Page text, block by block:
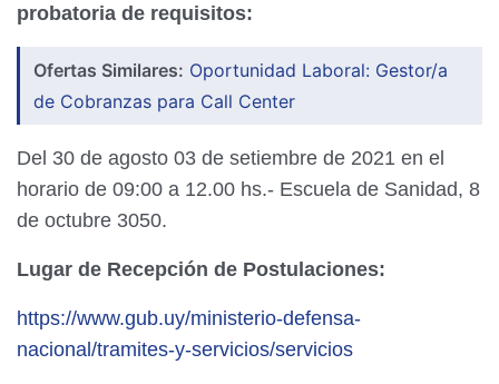
probatoria de requisitos:
Ofertas Similares: Oportunidad Laboral: Gestor/a
de Cobranzas para Call Center
Del 30 de agosto 03 de setiembre de 2021 en el
horario de 09:00 a 12.00 hs.- Escuela de Sanidad, 8
de octubre 3050.
Lugar de Recepción de Postulaciones:
https://www.gub.uy/ministerio-defensa-
nacional/tramites-y-servicios/servicios